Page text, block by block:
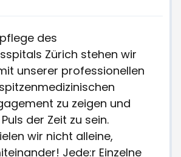
des
Zürich stehen wir
unserer professionellen
zu zeigen und
der Zeit zu sein.
wir nicht alleine,
Jede:r Einzelne